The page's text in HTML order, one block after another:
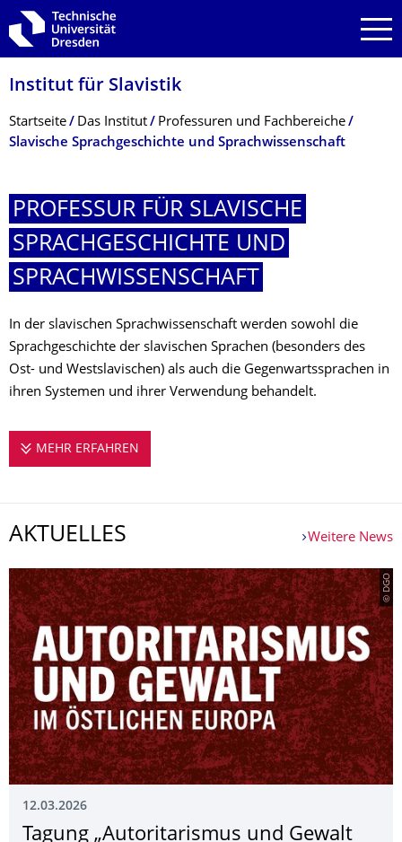
Zur Hauptnavigation springen
Zur Suche springen
Zum Inhalt springen
Institut für Slavistik
Breadcrumb-Menü
Startseite Das Institut
Professuren und Fachbereiche
Slavische Sprachgeschichte und Sprachwissenschaft
PROFESSUR FÜR SLAVISCHE
SPRACHGESCHICH­TE UND
SPRACHWISSEN­SCHAFT
In der slavischen Sprachwissenschaft werden sowohl die
Sprachgeschichte der slavischen Sprachen (besonders des
Ost- und Westslavischen) als auch die Gegenwartssprachen in
ihren Systemen und ihrer Verwendung behandelt.
MEHR ERFAHREN
AKTUELLES Weitere News
© DGO
12.03.2026
Tagung „Autoritarismus und Gewalt